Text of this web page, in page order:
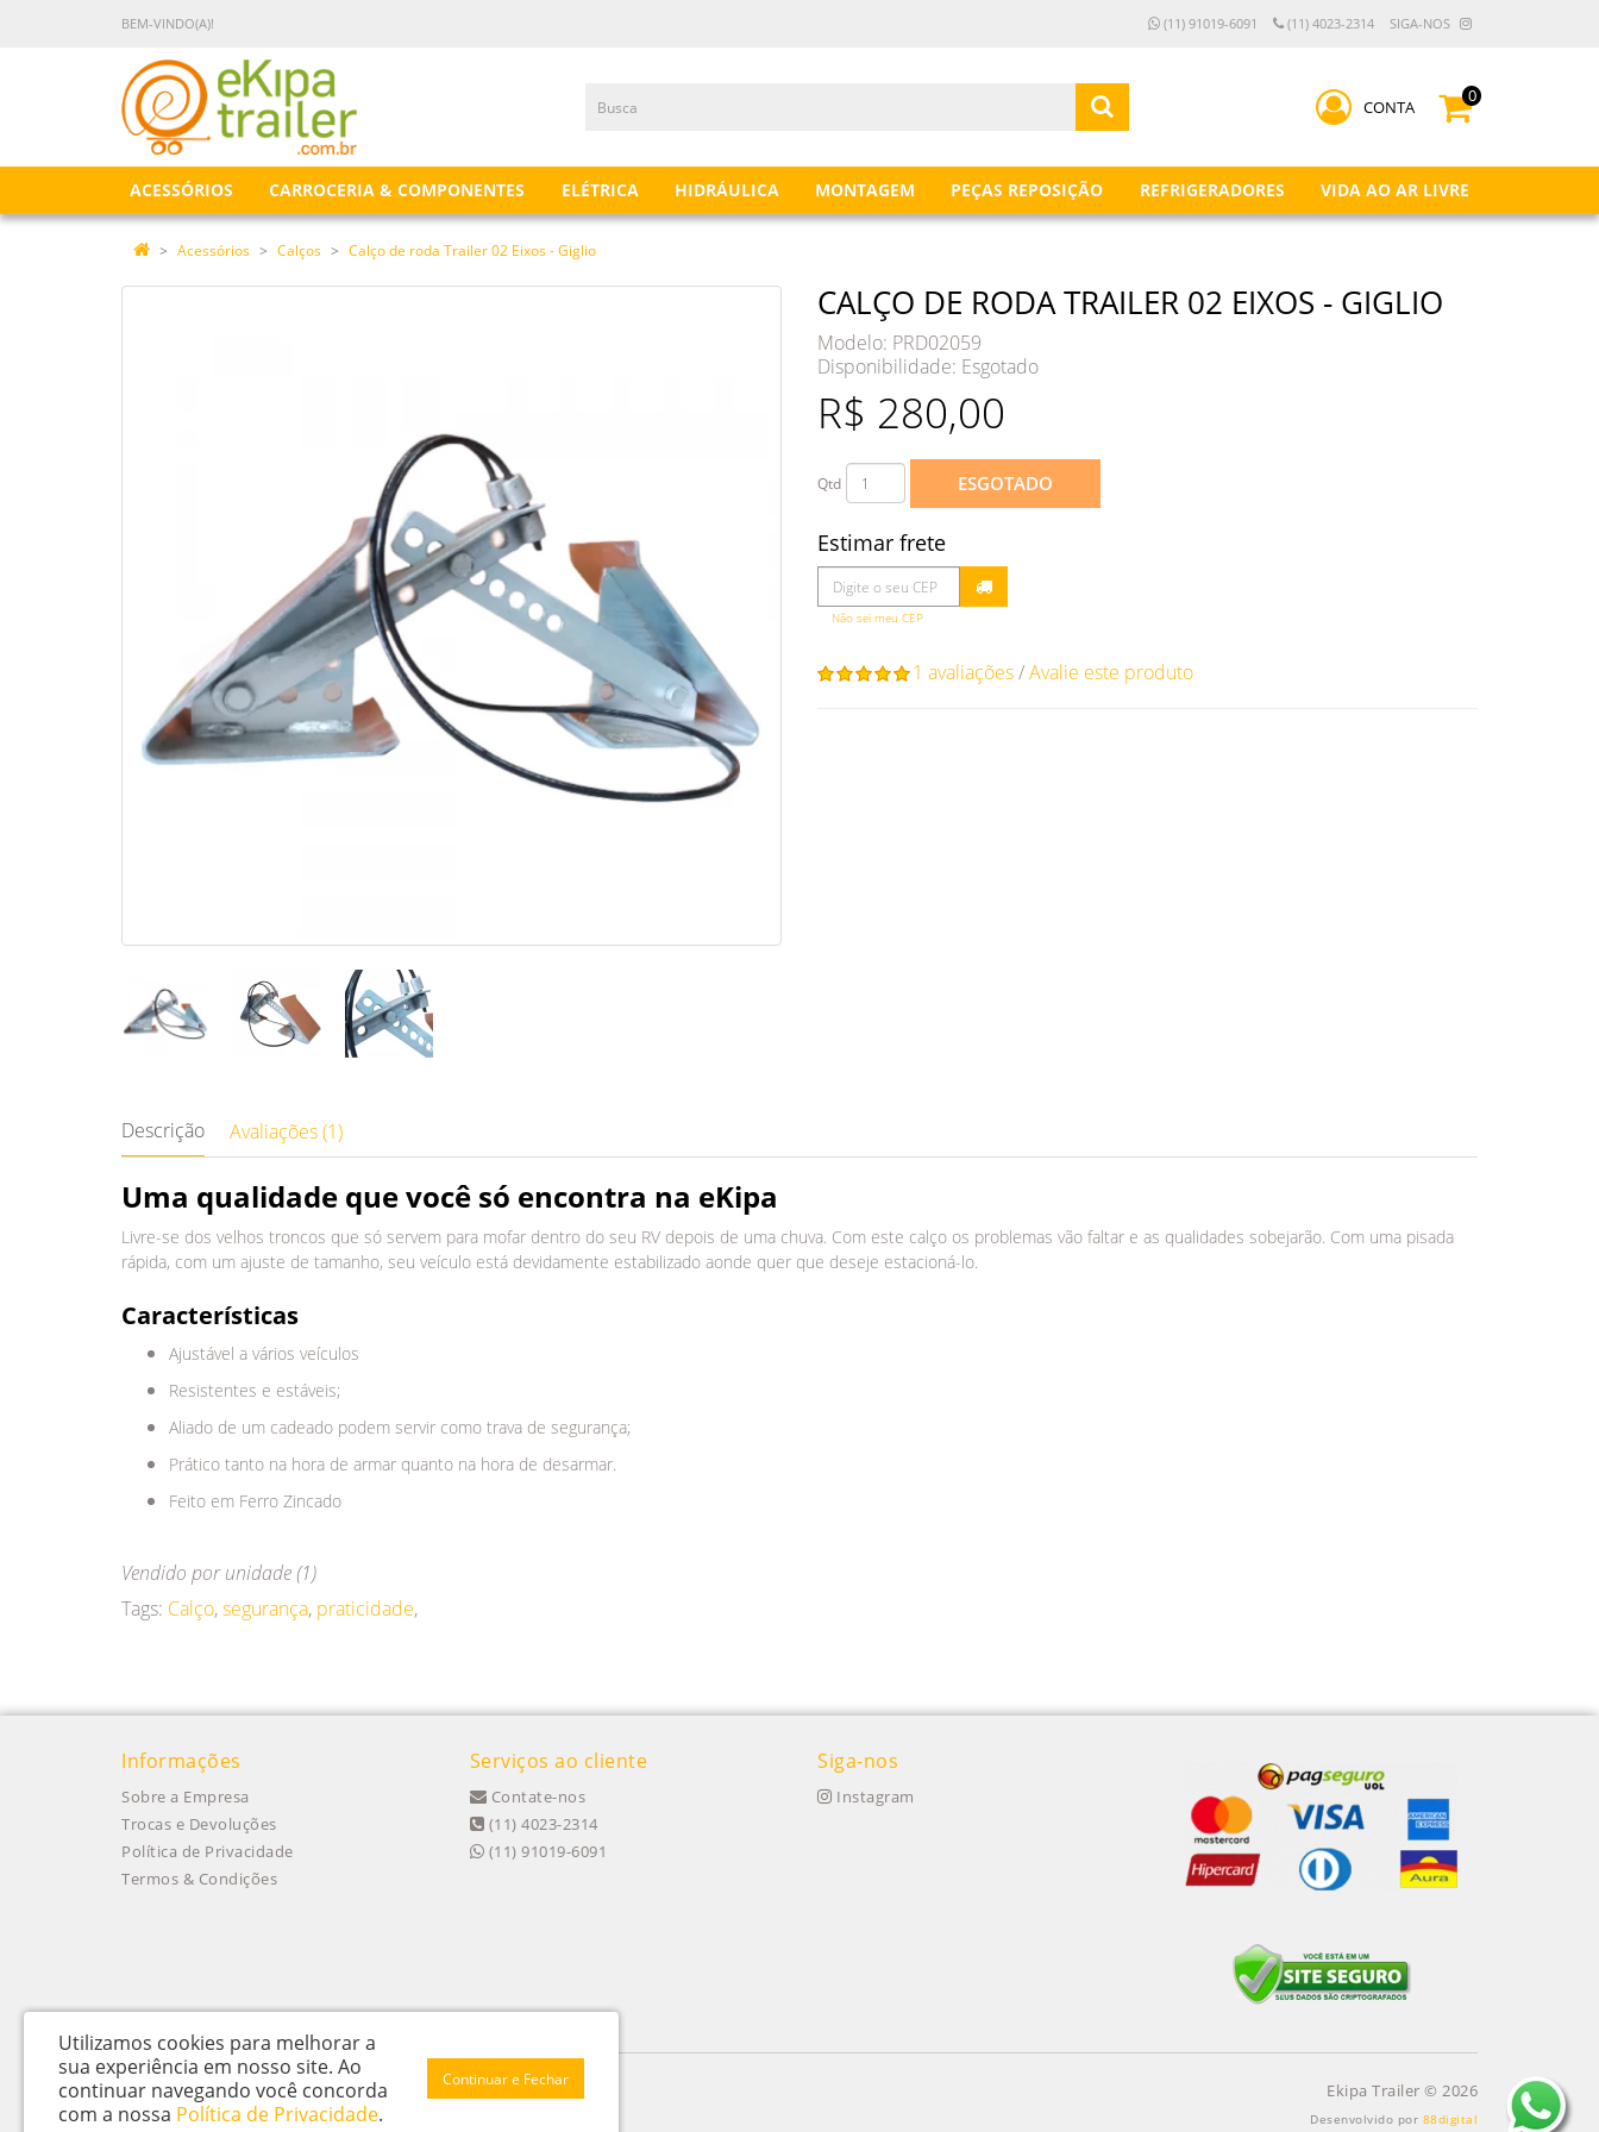
BEM-VINDO(A)! (11) 91019-6091 (11) 4023-2314 SIGA-NOS
CONTA
0
ACESSÓRIOS CARROCERIA & COMPONENTES ELÉTRICA HIDRÁULICA MONTAGEM PEÇAS REPOSIÇÃO REFRIGERADORES VIDA AO AR LIVRE
Acessórios Calços Calço de roda Trailer 02 Eixos - Giglio
CALÇO DE RODA TRAILER 02 EIXOS - GIGLIO
Modelo: PRD02059
Disponibilidade: Esgotado
R$ 280,00
Qtd ESGOTADO
Estimar frete
Não sei meu CEP
1 avaliações/Avalie este produto
Descrição Avaliações (1)
Uma qualidade que você só encontra na eKipa
Livre-se dos velhos troncos que só servem para mofar dentro do seu RV depois de uma chuva. Com este calço os problemas vão faltar e as qualidades sobejarão. Com uma pisada
rápida, com um ajuste de tamanho, seu veículo está devidamente estabilizado aonde quer que deseje estacioná-lo.
Características
Ajustável a vários veículos
Resistentes e estáveis;
Aliado de um cadeado podem servir como trava de segurança;
Prático tanto na hora de armar quanto na hora de desarmar.
Feito em Ferro Zincado
Vendido por unidade (1)
Tags: Calço,segurança, praticidade,
Informações
Sobre a Empresa
Trocas e Devoluções
Política de Privacidade
Termos & Condições
Serviços ao cliente
Contate-nos
(11) 4023-2314
(11) 91019-6091
Siga-nos
Instagram
Itu Trailers Ltda - CNPJ: 62.043.518/0001-60
Av Jose de Oliveira, n 145 - Jardim Oliveira - Itu – SP - CEP 13312 020
Ekipa Trailer © 2026
Desenvolvido por 88digital
Utilizamos cookies para melhorar a
sua experiência em nosso site. Ao
continuar navegando você concorda
com a nossa Política de Privacidade.
Continuar e Fechar